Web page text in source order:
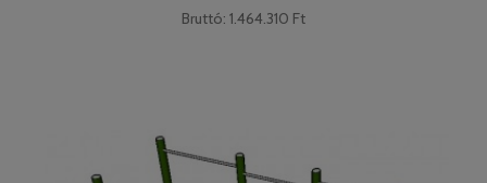
Bruttó: 1.464.310 Ft